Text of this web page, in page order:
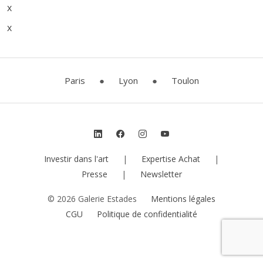
x
x
Paris ● Lyon ● Toulon
Investir dans l'art | Expertise Achat
|
Presse
| Newsletter
© 2026 Galerie Estades
Mentions légales
CGU
Politique de confidentialité